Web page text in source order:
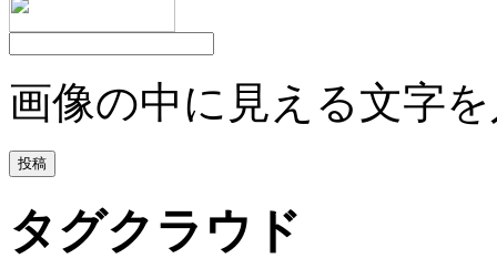
画像の中に見える文字
タグクラウド